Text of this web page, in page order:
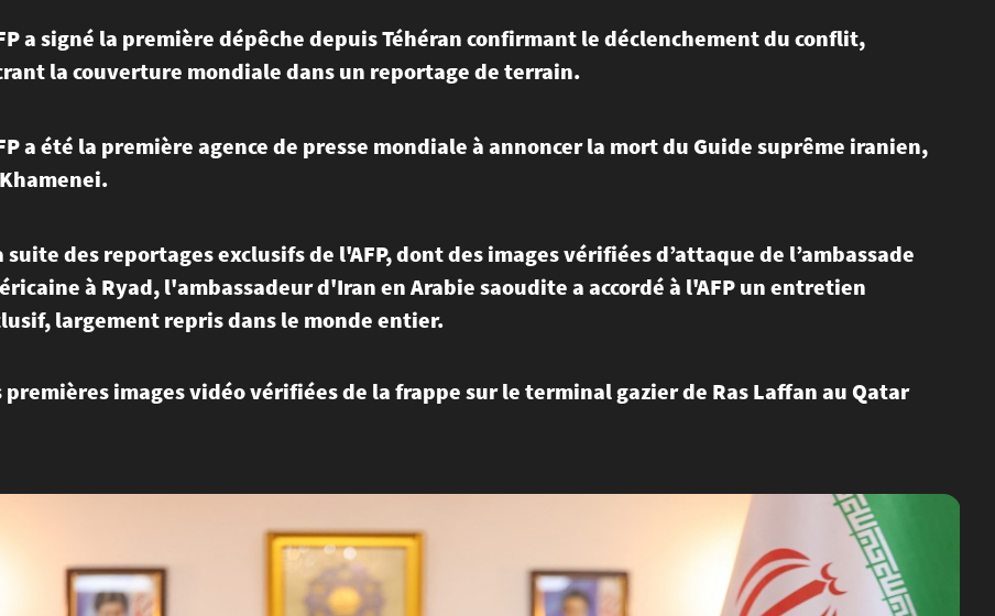
a signé la première dépêche depuis Téhéran confirmant le déclenchement du conflit,
la couverture mondiale dans un reportage de terrain.
a été la première agence de presse mondiale à annoncer la mort du Guide suprême iranien,
suite des reportages exclusifs de l'AFP, dont des images vérifiées d’attaque de l’ambassade
à Ryad, l'ambassadeur d'Iran en Arabie saoudite a accordé à l'AFP un entretien
largement repris dans le monde entier.
premières images vidéo vérifiées de la frappe sur le terminal gazier de Ras Laffan au Qatar